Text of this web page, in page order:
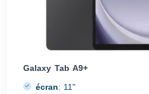
Galaxy Tab A9+
écran: 11"